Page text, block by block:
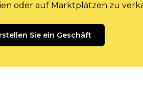
oder auf Marktplätzen zu
Sie ein Geschäft